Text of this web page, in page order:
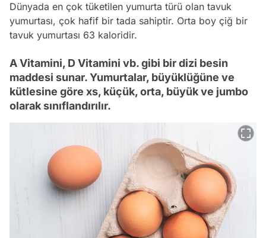
Dünyada en çok tüketilen yumurta türü olan tavuk
yumurtası, çok hafif bir tada sahiptir. Orta boy çiğ bir
tavuk yumurtası 63 kaloridir.
A Vitamini, D Vitamini vb. gibi bir dizi besin
maddesi sunar. Yumurtalar, büyüklüğüne ve
kütlesine göre xs, küçük, orta, büyük ve jumbo
olarak sınıflandırılır.